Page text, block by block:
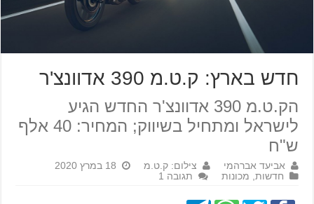
חדש בארץ: ק.ט.מ 390 אדוונצ'ר
הק.ט.מ 390 אדוונצ'ר החדש הגיע
לישראל ומתחיל בשיווק; המחיר: 40 אלף
ש"ח
אביעד אברהמי צילום: ק.ט.מ
18 במרץ 2020
חדשות, מכונות תגובה 1